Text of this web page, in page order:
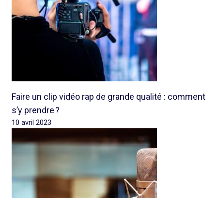
Faire un clip vidéo rap de grande qualité : comment
s’y prendre ?
10 avril 2023